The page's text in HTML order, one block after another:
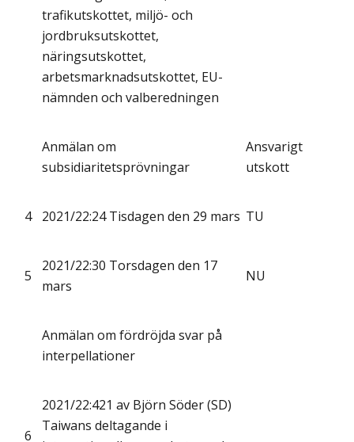
trafikutskottet, miljö- och
jordbruksutskottet,
näringsutskottet,
arbetsmarknadsutskottet, EU-
nämnden och valberedningen
Anmälan om
subsidiaritetsprövningar
Ansvarigt
utskott
4 2021/22:24 Tisdagen den 29 mars TU
5
2021/22:30 Torsdagen den 17
mars
NU
Anmälan om fördröjda svar på
interpellationer
6
2021/22:421 av Björn Söder (SD)
Taiwans deltagande i